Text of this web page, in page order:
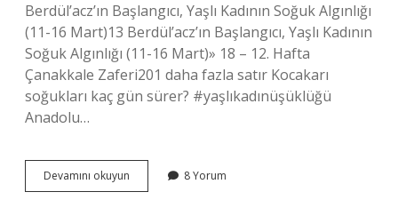
Berdül’acz’ın Başlangıcı, Yaşlı Kadının Soğuk Algınlığı
(11-16 Mart)13 Berdül’acz’ın Başlangıcı, Yaşlı Kadının
Soğuk Algınlığı (11-16 Mart)» 18 – 12. Hafta
Çanakkale Zaferi201 daha fazla satır Kocakarı
soğukları kaç gün sürer? #yaşlıkadınüşüklüğü
Anadolu…
Devamını okuyun Kocakarı
Fırtınası
8 Yorum